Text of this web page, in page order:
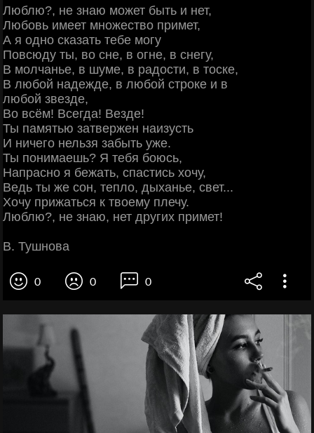
Люблю?, не знаю может быть и нет,
Любовь имеет множество примет,
А я одно сказать тебе могу
Повсюду ты, во сне, в огне, в снегу,
В молчанье, в шуме, в радости, в тоске,
В любой надежде, в любой строке и в
любой звезде,
Во всём! Всегда! Везде!
Ты памятью затвержен наизусть
И ничего нельзя забыть уже.
Ты понимаешь? Я тебя боюсь,
Напрасно я бежать, спастись хочу,
Ведь ты же сон, тепло, дыханье, свет...
Хочу прижаться к твоему плечу.
Люблю?, не знаю, нет других примет!
В. Тушнова
0 0 0